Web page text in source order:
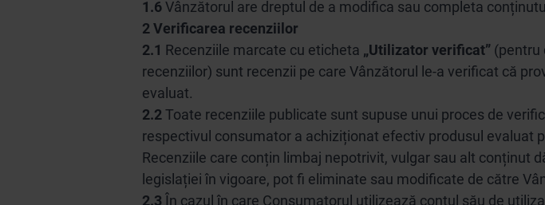
1.6Vânzătorul are dreptul de a modifica sau completa
2 Verificarea recenziilor
2.1 Recenziile marcate cu eticheta „Utilizator verificat” (pentru
recenziilor) sunt recenzii pe care Vânzătorul le-a verificat că
evaluat.
2.2Toate recenziile publicate sunt supuse unui proces de
respectivul consumator a achiziționat efectiv produsul evaluat
Recenziile care conțin limbaj nepotrivit, vulgar sau alt conținut
legislației în vigoare, pot fi eliminate sau modificate de către
2.3 În cazul în care Consumatorul utilizează contul său de